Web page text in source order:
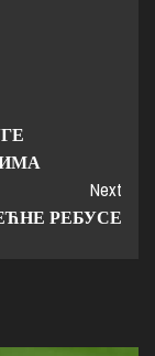
Next
РЕБУСЕ